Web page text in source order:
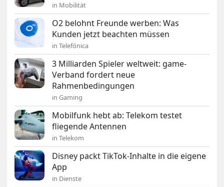
in Mobilität
O2 belohnt Freunde werben: Was
Kunden jetzt beachten müssen
in Telefónica
3 Milliarden Spieler weltweit: game-
Verband fordert neue
Rahmenbedingungen
in Gaming
Mobilfunk hebt ab: Telekom testet
fliegende Antennen
in Telekom
Disney packt TikTok-Inhalte in die eigene
App
in Dienste